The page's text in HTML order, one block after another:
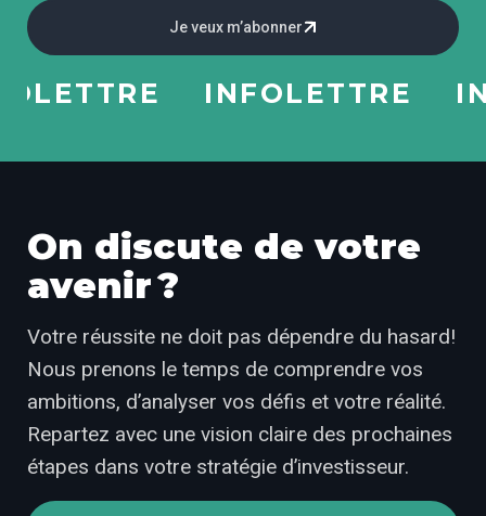
Je veux m’abonner
INFOLETTRE
On discute de votre
avenir ?
Votre réussite ne doit pas dépendre du hasard!
Nous prenons le temps de comprendre vos
ambitions, d’analyser vos défis et votre réalité.
Repartez avec une vision claire des prochaines
étapes dans votre stratégie d’investisseur.